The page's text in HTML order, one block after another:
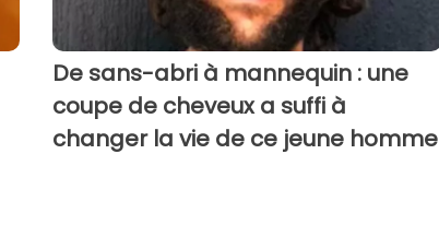
De sans-abri à mannequin : une
coupe de cheveux a suffi à
changer la vie de ce jeune homme